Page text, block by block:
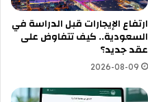
ارتفاع الإيجارات قبل الدراسة في
السعودية.. كيف تتفاوض على
عقد جديد؟
2026-08-09